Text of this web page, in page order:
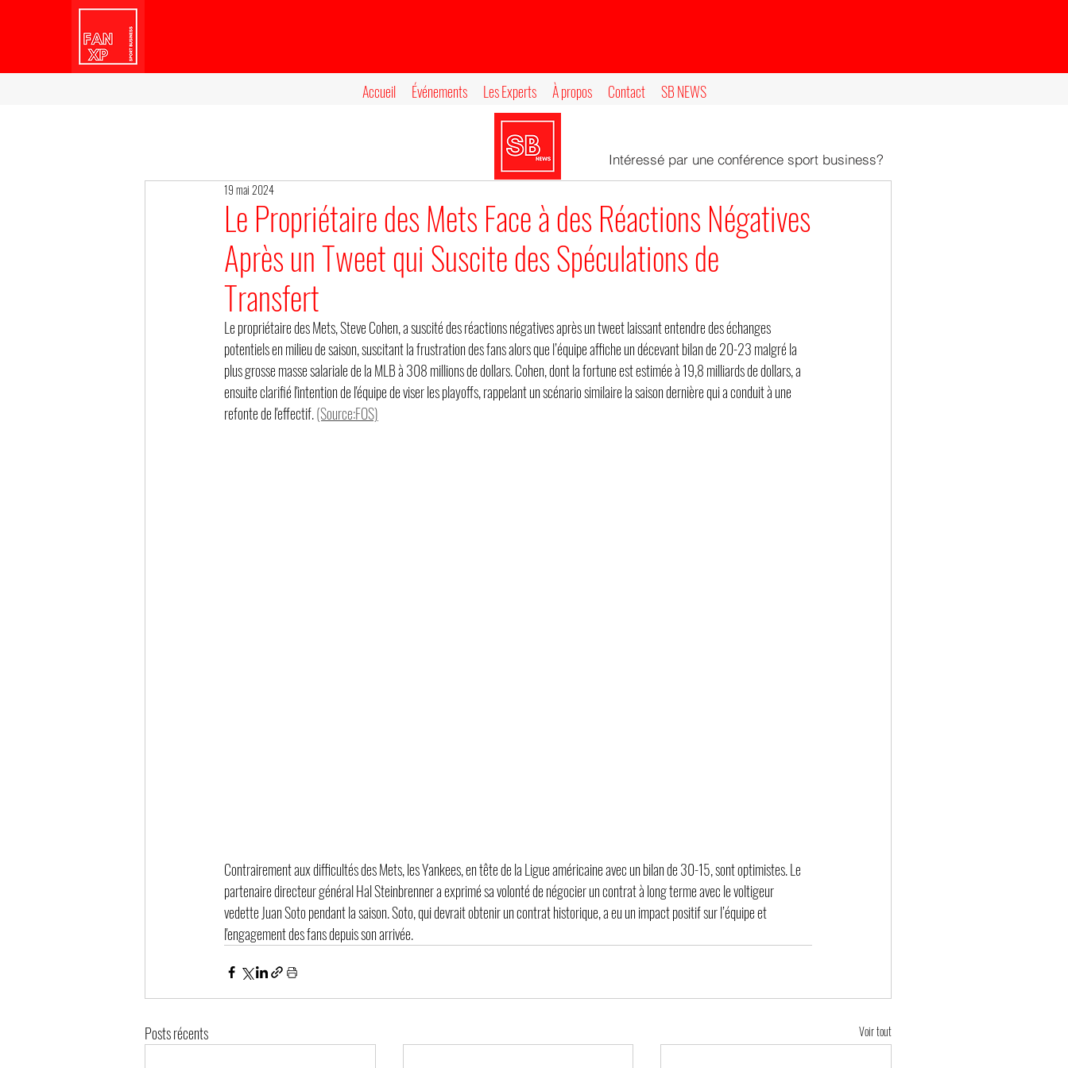
Accueil Événements Les Experts À propos Contact SB NEWS
Le Propriétaire des Mets Face à des Réactions Négatives
Après un Tweet qui Suscite des Spéculations de
Transfert
19 mai 2024
Le propriétaire des Mets, Steve Cohen, a suscité des réactions négatives après un tweet laissant entendre des échanges
potentiels en milieu de saison, suscitant la frustration des fans alors que l’équipe affiche un décevant bilan de 20-23 malgré la
plus grosse masse salariale de la MLB à 308 millions de dollars. Cohen, dont la fortune est estimée à 19,8 milliards de dollars, a
ensuite clarifié l'intention de l'équipe de viser les playoffs, rappelant un scénario similaire la saison dernière qui a conduit à une
refonte de l'effectif. (Source:FOS)
Contrairement aux difficultés des Mets, les Yankees, en tête de la Ligue américaine avec un bilan de 30-15, sont optimistes. Le
partenaire directeur général Hal Steinbrenner a exprimé sa volonté de négocier un contrat à long terme avec le voltigeur
vedette Juan Soto pendant la saison. Soto, qui devrait obtenir un contrat historique, a eu un impact positif sur l’équipe et
l'engagement des fans depuis son arrivée.
Posts récents Voir tout
Intéressé par une conférence sport business?